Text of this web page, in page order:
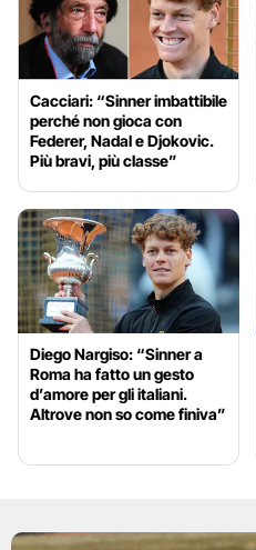
Cacciari: “Sinner imbattibile
perché non gioca con
Federer, Nadal e Djokovic.
Più bravi, più classe”
Diego Nargiso: “Sinner a
Roma ha fatto un gesto
d’amore per gli italiani.
Altrove non so come finiva”